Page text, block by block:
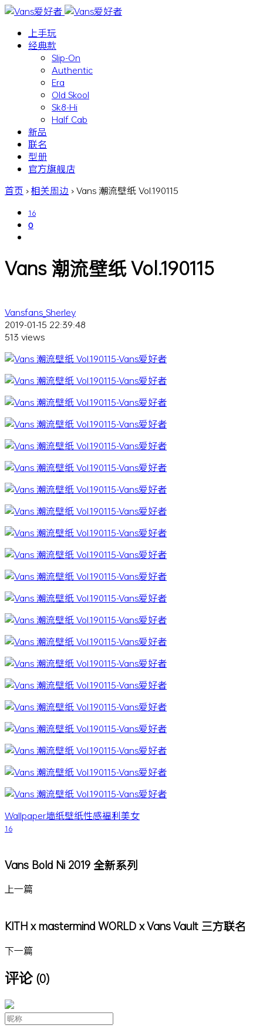
上手玩
经典款
Slip-On
Authentic
Era
Old Skool
Sk8-Hi
Half Cab
新品
联名
型册
官方旗舰店
首页 ›相关周边 ›Vans 潮流壁纸 Vol.190115
16
0
Vans 潮流壁纸 Vol.190115
Vansfans_Sherley
2019-01-15 22:39:48
513 views
Wallpaper墙纸壁纸性感福利美女
16
Vans Bold Ni 2019 全新系列
上一篇
KITH x mastermind WORLD x Vans Vault 三方联名
下一篇
评论 (0)